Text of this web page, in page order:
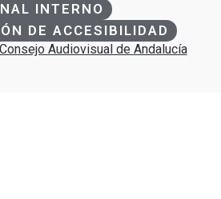
INTERNO
DE ACCESIBILIDAD
Audiovisual de Andalucía